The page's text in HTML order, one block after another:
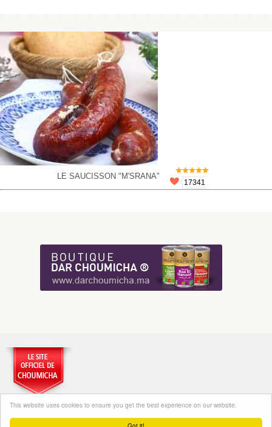
This website uses cookies to ensure you get the best experience on our website.
LE SAUCISSON "M'SRANA"
17341